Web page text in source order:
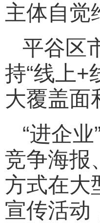
主体自觉
平谷区
持“线上+
大覆盖面
“进企
竞争海报
方式在大
宣传活动